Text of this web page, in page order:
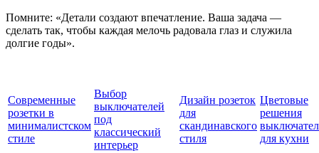
Помните: «Детали создают впечатление. Ваша задача —
сделать так, чтобы каждая мелочь радовала глаз и служила
долгие годы».
Современные
розетки в
минималистском
стиле
Выбор
выключателей
под
классический
интерьер
Дизайн розеток
для
скандинавского
стиля
Цветовые
решения
для кухни